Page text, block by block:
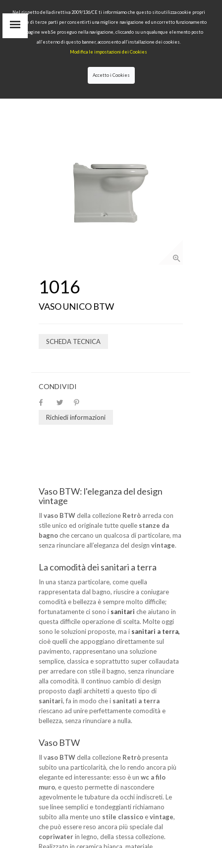
Area Riservata
COLLEZIONI >> RETRÒ
1016
VASO UNICO BTW
SCHEDA TECNICA
CONDIVIDI
Richiedi informazioni
Vaso BTW: l'eleganza del design
vintage
Il vaso BTWdella collezione Retrò arreda con
stile unico ed originale tutte quelle stanze da
bagnoche cercano un qualcosa di particolare, ma
senza rinunciare all’eleganza del design vintage.
La comodità dei sanitari a terra
In una stanza particolare, come quella
rappresentata dal bagno, riuscire a coniugare
comodità e bellezza è sempre molto difficile;
fortunatamente ci sono i sanitari che aiutano in
questa difficile operazione di scelta. Molte oggi
sono le soluzioni proposte, ma i sanitari a terra,
cioè quelli che appoggiano direttamente sul
pavimento, rappresentano una soluzione
semplice, classica e soprattutto super collaudata
per arredare con stile il bagno, senza rinunciare
alla comodità. Il continuo cambio di design
proposto dagli architetti a questo tipo di
sanitari, fa in modo che i sanitati a terra
riescano ad unire perfettamente comodità e
bellezza, senza rinunciare a nulla.
Vaso BTW
Il vaso BTWdella collezione Retròpresenta
subito una particolarità, che lo rendo ancora più
elegante ed interessante: esso è un wc a filo
muro, e questo permette di nascondere
agevolmente le tubature da occhi indiscreti. Le
sue linee semplici e tondeggianti richiamano
subito alla mente uno stile classico evintage,
che può essere reso ancora più speciale dal
copriwaterin legno, della stessa collezione.
Nel rispetto della direttiva 2009/136/CE ti informiamo che questo sito utilizza cookie propri
tecnici e di terze parti per consentirti una migliore navigazione ed un corretto funzionamento
delle pagine web.Se proseguo nella navigazione, cliccando su un qualunque elemento posto
all’esterno di questo banner, acconsento all’installazione dei cookies.
Modifica le impostazioni dei Cookies
Accetto i Cookies